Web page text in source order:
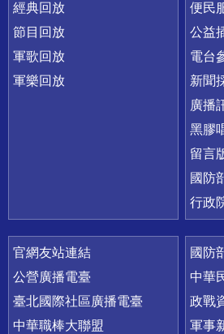
經典回放
節目回放
軍歌回放
軍樂回放
便民
公益
電台
新聞
廣播
黑膠
留言
國防
行政
官網友站連結
公營廣播電臺
臺北國際社區廣播電臺
中華職棒大聯盟
國防
中華
政戰
軍事